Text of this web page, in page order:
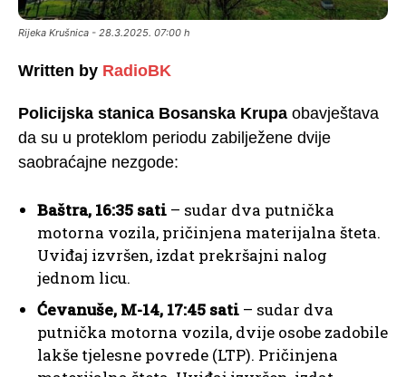
Rijeka Krušnica - 28.3.2025. 07:00 h
Written by RadioBK
Policijska stanica Bosanska Krupa obavještava
da su u proteklom periodu zabilježene dvije
saobraćajne nezgode:
Baštra, 16:35 sati – sudar dva putnička
motorna vozila, pričinjena materijalna šteta.
Uviđaj izvršen, izdat prekršajni nalog
jednom licu.
Ćevanuše, M-14, 17:45 sati – sudar dva
putnička motorna vozila, dvije osobe zadobile
lakše tjelesne povrede (LTP). Pričinjena